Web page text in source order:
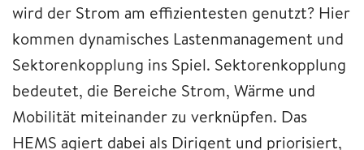
wird der Strom am effizientesten genutzt? Hier
kommen dynamisches Lastenmanagement und
Sektorenkopplung ins Spiel. Sektorenkopplung
bedeutet, die Bereiche Strom, Wärme und
Mobilität miteinander zu verknüpfen. Das
HEMS agiert dabei als Dirigent und priorisiert,